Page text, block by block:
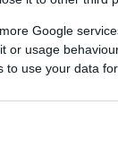
Google
or usage
use your data